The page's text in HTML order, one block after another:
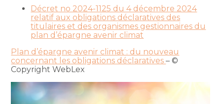
Décret no 2024-1125 du 4 décembre 2024
relatif aux obligations déclaratives des
titulaires et des organismes gestionnaires du
plan d’épargne avenir climat
Plan d’épargne avenir climat : du nouveau
concernant les obligations déclaratives– ©
Copyright WebLex